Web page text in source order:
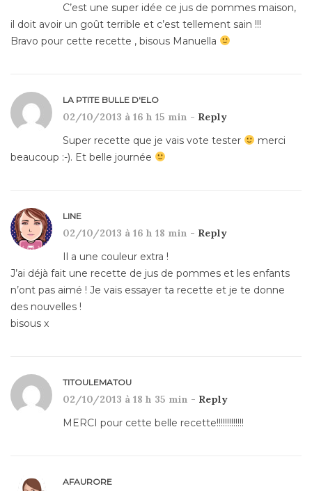
C’est une super idée ce jus de pommes maison,
il doit avoir un goût terrible et c’est tellement sain !!!
Bravo pour cette recette , bisous Manuella
LA PTITE BULLE D'ELO
02/10/2013 à 16 h 15 min - Reply
Super recette que je vais vote tester
merci
beaucoup :-). Et belle journée
LINE
02/10/2013 à 16 h 18 min - Reply
Il a une couleur extra !
J’ai déjà fait une recette de jus de pommes et les enfants
n’ont pas aimé ! Je vais essayer ta recette et je te donne
des nouvelles !
bisous x
TITOULEMATOU
02/10/2013 à 18 h 35 min - Reply
MERCI pour cette belle recette!!!!!!!!!!!!!
AFAURORE